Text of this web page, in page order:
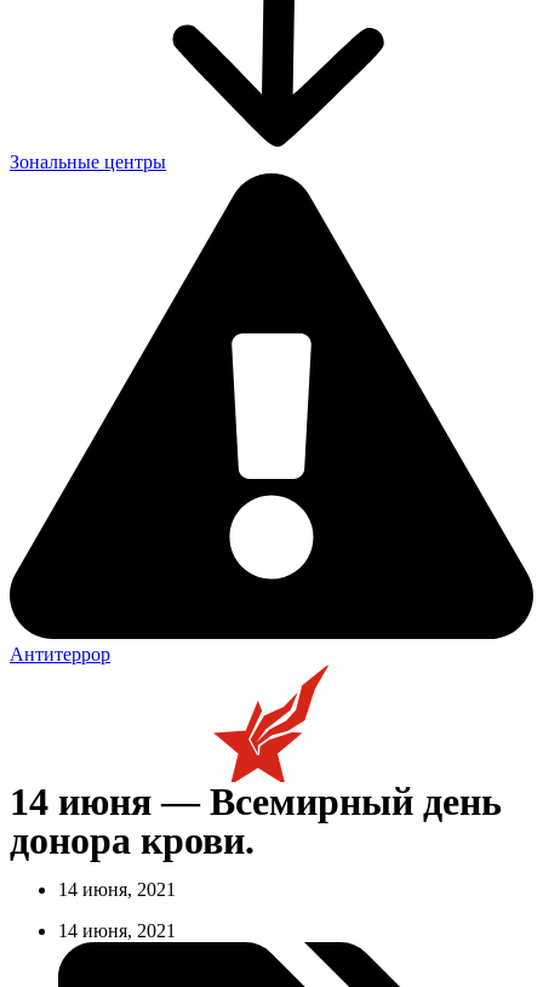
Зональные центры
Антитеррор
14 июня — Всемирный день
донора крови.
14 июня, 2021
14 июня, 2021